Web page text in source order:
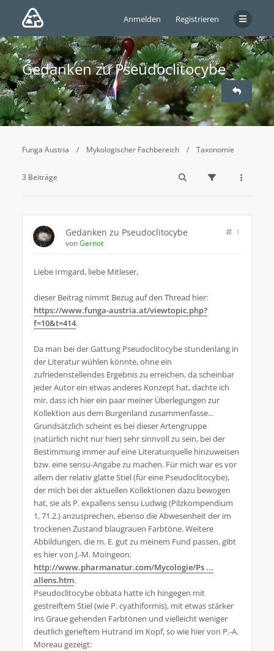
Anmelden Registrieren
Gedanken zu Pseudoclitocybe
Funga Austria Mykologischer Fachbereich Taxonomie
3 Beiträge
Gedanken zu Pseudoclitocybe
1
vonGernot
Liebe Irmgard, liebe Mitleser,
dieser Beitrag nimmt Bezug auf den Thread hier:
https://www.funga-austria.at/viewtopic.php?
f=10&t=414.
Da man bei der Gattung Pseudoclitocybe stundenlang in
der Literatur wühlen könnte, ohne ein
zufriedenstellendes Ergebnis zu erreichen, da scheinbar
jeder Autor ein etwas anderes Konzept hat, dachte ich
mir, dass ich hier ein paar meiner Überlegungen zur
Kollektion aus dem Burgenland zusammenfasse...
Grundsätzlich scheint es bei dieser Artengruppe
(natürlich nicht nur hier) sehr sinnvoll zu sein, bei der
Bestimmung immer auf eine Literaturquelle hinzuweisen
bzw. eine sensu-Angabe zu machen. Für mich war es vor
allem der relativ glatte Stiel (für eine Pseudoclitocybe),
der mich bei der aktuellen Kollektionen dazu bewogen
hat, sie als P. expallens sensu Ludwig (Pilzkompendium
1, 71.2.) anzusprechen, ebenso die Abwesenheit der im
trockenen Zustand blaugrauen Farbtöne. Weitere
Abbildungen, die m. E. gut zu meinem Fund passen, gibt
es hier von J.-M. Moingeon:
http://www.pharmanatur.com/Mycologie/Ps ...
allens.htm.
Pseudoclitocybe obbata hatte ich hingegen mit
gestreiftem Stiel (wie P. cyathiformis), mit etwas stärker
ins Graue gehenden Farbtönen und vielleicht weniger
deutlich gerieftem Hutrand im Kopf, so wie hier von P.-A.
Moreau gezeigt: